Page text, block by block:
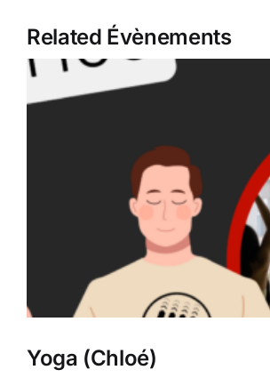
Related Évènements
Yoga (Chloé)